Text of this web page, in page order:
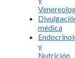
médica
y
Nutrición